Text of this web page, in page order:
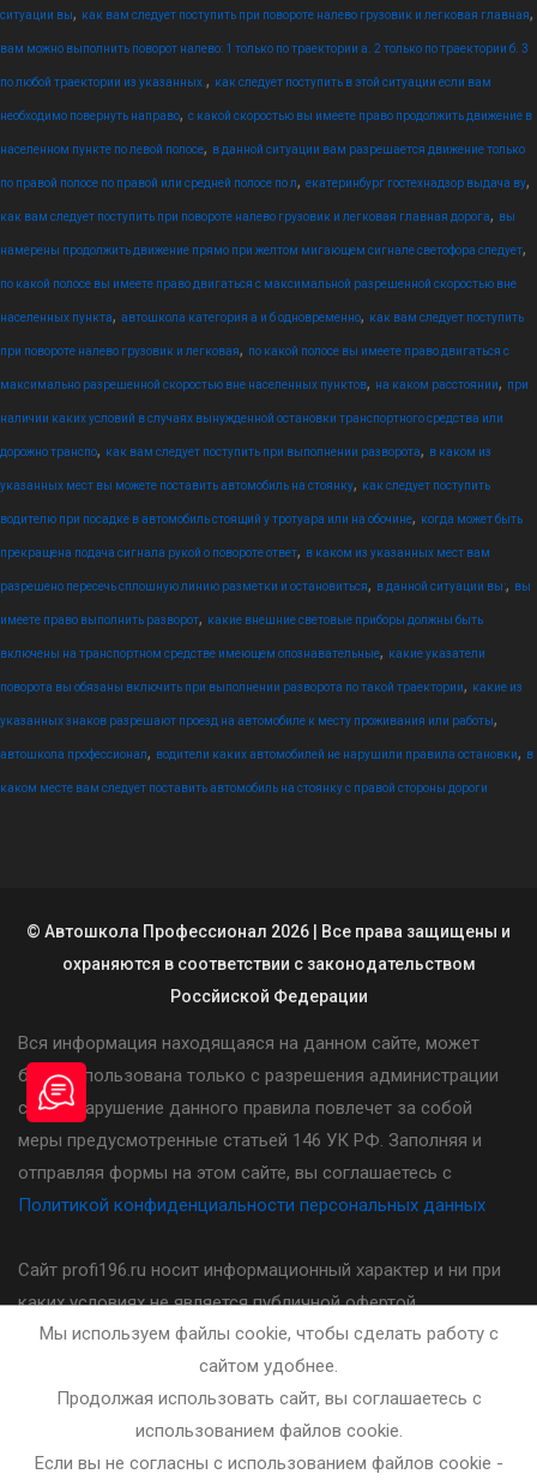
ситуации вы, как вам следует поступить при повороте налево грузовик и легковая главная,
вам можно выполнить поворот налево: 1 только по траектории а. 2 только по траектории б. 3
по любой траектории из указанных. , как следует поступить в этой ситуации если вам
необходимо повернуть направо, с какой скоростью вы имеете право продолжить движение в
населенном пункте по левой полосе, в данной ситуации вам разрешается движение только
по правой полосе по правой или средней полосе по л, екатеринбург гостехнадзор выдача ву,
как вам следует поступить при повороте налево грузовик и легковая главная дорога, вы
намерены продолжить движение прямо при желтом мигающем сигнале светофора следует,
по какой полосе вы имеете право двигаться с максимальной разрешенной скоростью вне
населенных пункта, автошкола категория а и б одновременно, как вам следует поступить
при повороте налево грузовик и легковая, по какой полосе вы имеете право двигаться с
максимально разрешенной скоростью вне населенных пунктов, на каком расстоянии, при
наличии каких условий в случаях вынужденной остановки транспортного средства или
дорожно транспо, как вам следует поступить при выполнении разворота, в каком из
указанных мест вы можете поставить автомобиль на стоянку, как следует поступить
водителю при посадке в автомобиль стоящий у тротуара или на обочине, когда может быть
прекращена подача сигнала рукой о повороте ответ, в каком из указанных мест вам
разрешено пересечь сплошную линию разметки и остановиться, в данной ситуации вы:, вы
имеете право выполнить разворот, какие внешние световые приборы должны быть
включены на транспортном средстве имеющем опознавательные, какие указатели
поворота вы обязаны включить при выполнении разворота по такой траектории, какие из
указанных знаков разрешают проезд на автомобиле к месту проживания или работы,
автошкола профессионал, водители каких автомобилей не нарушили правила остановки, в
каком месте вам следует поставить автомобиль на стоянку с правой стороны дороги
© Автошкола Профессионал 2026 | Все права защищены и
охраняются в соответствии с законодательством
Россйиской Федерации
Вся информация находящаяся на данном сайте, может
быть использована только с разрешения администрации
сайта. Нарушение данного правила повлечет за собой
меры предусмотренные статьей 146 УК РФ. Заполняя и
отправляя формы на этом сайте, вы соглашаетесь с
Политикой конфиденциальности персональных данных
Сайт profi196.ru носит информационный характер и ни при
каких условиях не является публичной офертой,
определяемой положениями статьи 437(2) Гражданского
кодекса Российской Федерации. Стоимость, порядок и
другие условия предоставления услуг указанных на сайте
необходимо уточнять у администратора автошколы.
Мы используем файлы cookie, чтобы сделать работу с
сайтом удобнее.
Продолжая использовать сайт, вы соглашаетесь с
использованием файлов cookie.
Если вы не согласны с использованием файлов cookie -